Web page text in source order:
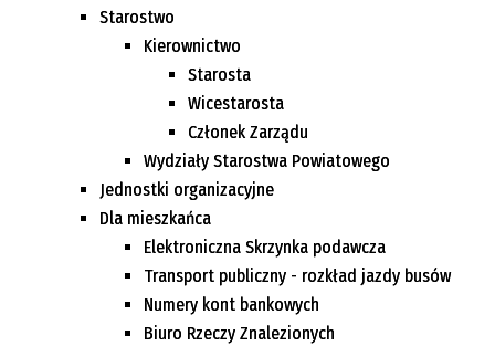
Starostwo
Kierownictwo
Starosta
Wicestarosta
Członek Zarządu
Wydziały Starostwa Powiatowego
Jednostki organizacyjne
Dla mieszkańca
Elektroniczna Skrzynka podawcza
Transport publiczny - rozkład jazdy busów
Numery kont bankowych
Biuro Rzeczy Znalezionych